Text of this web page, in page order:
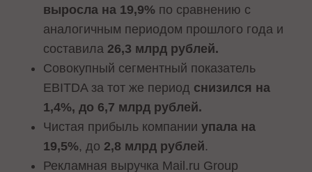
выросла на 19,9% по сравнению с
аналогичным периодом прошлого года и
составила 26,3 млрд рублей.
Совокупный сегментный показатель
EBITDA за тот же период снизился на
1,4%, до 6,7 млрд рублей.
Чистая прибыль компанииупала на
19,5%, до 2,8 млрд рублей.
Рекламная выручка Mail.ru Group